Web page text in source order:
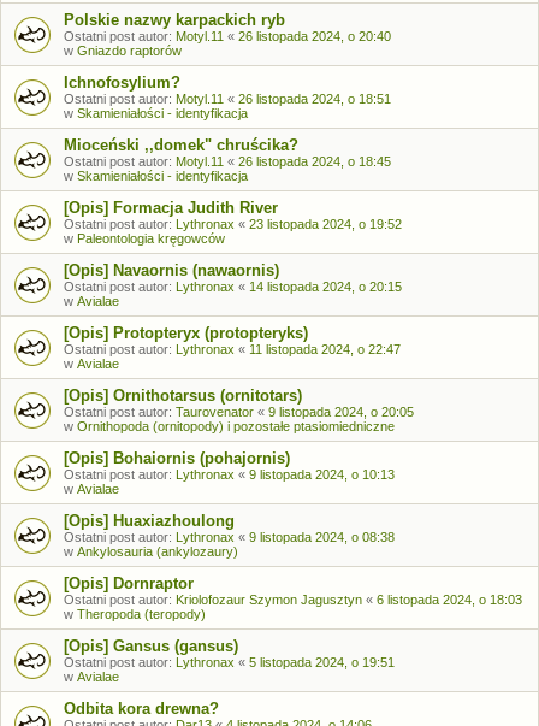
Polskie nazwy karpackich ryb
Ostatni post autor: Motyl.11 « 26 listopada 2024, o 20:40
w Gniazdo raptorów
Ichnofosylium?
Ostatni post autor: Motyl.11 « 26 listopada 2024, o 18:51
w Skamieniałości - identyfikacja
Mioceński ,,domek" chruścika?
Ostatni post autor: Motyl.11 « 26 listopada 2024, o 18:45
w Skamieniałości - identyfikacja
[Opis] Formacja Judith River
Ostatni post autor: Lythronax « 23 listopada 2024, o 19:52
w Paleontologia kręgowców
[Opis] Navaornis (nawaornis)
Ostatni post autor: Lythronax « 14 listopada 2024, o 20:15
w Avialae
[Opis] Protopteryx (protopteryks)
Ostatni post autor: Lythronax « 11 listopada 2024, o 22:47
w Avialae
[Opis] Ornithotarsus (ornitotars)
Ostatni post autor: Taurovenator « 9 listopada 2024, o 20:05
w Ornithopoda (ornitopody) i pozostałe ptasiomiedniczne
[Opis] Bohaiornis (pohajornis)
Ostatni post autor: Lythronax « 9 listopada 2024, o 10:13
w Avialae
[Opis] Huaxiazhoulong
Ostatni post autor: Lythronax « 9 listopada 2024, o 08:38
w Ankylosauria (ankylozaury)
[Opis] Dornraptor
Ostatni post autor: Kriolofozaur Szymon Jagusztyn « 6 listopada 2024, o 18:03
w Theropoda (teropody)
[Opis] Gansus (gansus)
Ostatni post autor: Lythronax « 5 listopada 2024, o 19:51
w Avialae
Odbita kora drewna?